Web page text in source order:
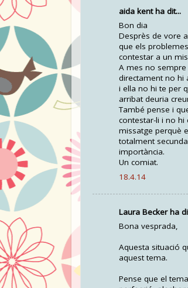
aida kent ha dit...
Bon dia
Desprès de vore
que els
contestar a un
A mes no
directament no hi
i ella no hi te per
arribat deuria
També pense i
contestar-li i no
missatge perquè
totalment
importància.
Un comiat.
18.4.14
Laura Becker ha
Bona vesprada,
Aquesta situació
aquest tema.
Pense que el